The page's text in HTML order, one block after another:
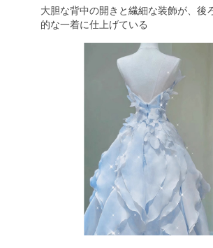
大胆な背中の開きと繊細な装飾が、後
的な一着に仕上げている